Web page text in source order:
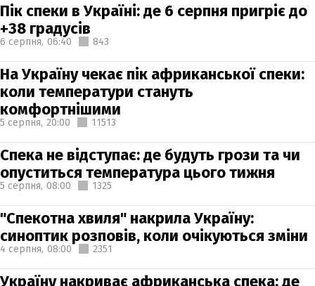
Пік спеки в Україні: де 6 серпня пригріє до
+38 градусів
6 серпня, 06:40 843
На Україну чекає пік африканської спеки:
коли температури стануть
комфортнішими
5 серпня, 20:00 11513
Спека не відступає: де будуть грози та чи
опуститься температура цього тижня
5 серпня, 08:00 1325
"Спекотна хвиля" накрила Україну:
синоптик розповів, коли очікуються зміни
4 серпня, 08:00 2351
Україну накриває африканська спека: де